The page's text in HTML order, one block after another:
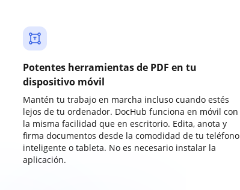
Potentes herramientas de PDF en tu
dispositivo móvil
Mantén tu trabajo en marcha incluso cuando estés
lejos de tu ordenador. DocHub funciona en móvil con
la misma facilidad que en escritorio. Edita, anota y
firma documentos desde la comodidad de tu teléfono
inteligente o tableta. No es necesario instalar la
aplicación.